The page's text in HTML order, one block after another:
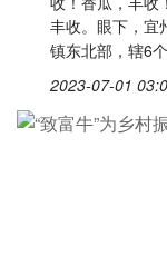
丰收。眼下，宜
镇东北部，辖6
2023-07-01